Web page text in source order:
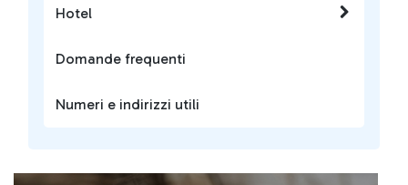
Hotel
Domande frequenti
Numeri e indirizzi utili